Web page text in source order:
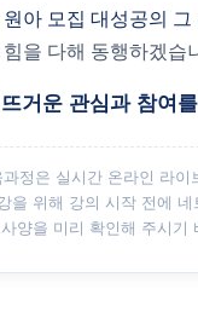
아 모집 대성공의 그
힘을 다해 동행하겠습
거운 관심과 참여
정은 실시간 온라인 라이
을 위해 강의 시작 전에 네
양을 미리 확인해 주시기